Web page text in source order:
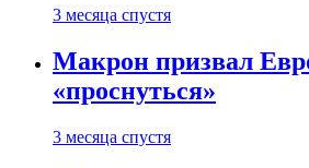
3 месяца спустя
Макрон призвал
«проснуться»
3 месяца спустя